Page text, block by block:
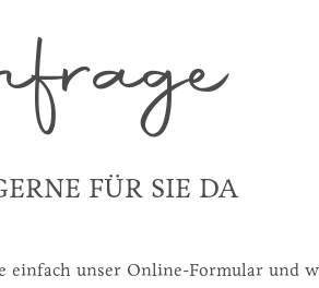
FÜR SIE DA
einfach unser Online-Formular und